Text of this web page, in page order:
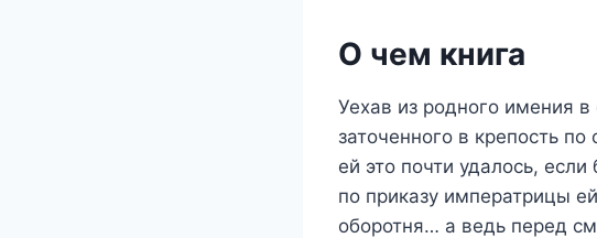
О чем книга
Уехав из родного имения
заточенного в крепость
ей это почти удалось,
по приказу императрицы
оборотня… а ведь перед